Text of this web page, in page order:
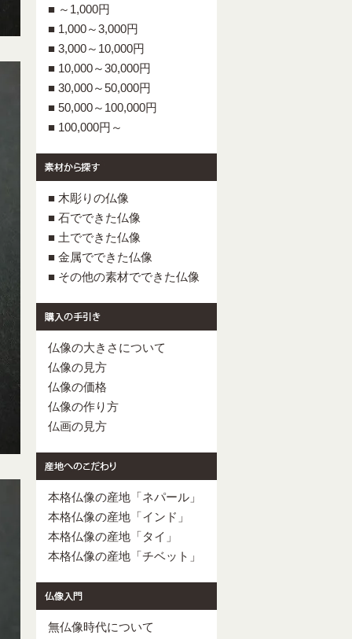
■ ～1,000円
■ 1,000～3,000円
■ 3,000～10,000円
■ 10,000～30,000円
■ 30,000～50,000円
■ 50,000～100,000円
■ 100,000円～
■ 木彫りの仏像
■ 石でできた仏像
■ 土でできた仏像
■ 金属でできた仏像
■ その他の素材でできた仏像
仏像の大きさについて
仏像の見方
仏像の価格
仏像の作り方
仏画の見方
本格仏像の産地「ネパール」
本格仏像の産地「インド」
本格仏像の産地「タイ」
本格仏像の産地「チベット」
無仏像時代について